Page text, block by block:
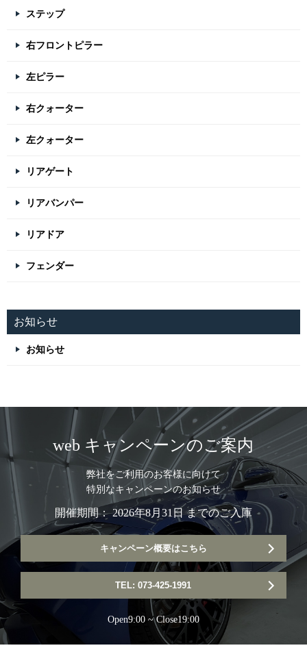
ステップ
右フロントピラー
左ピラー
右クォーター
左クォーター
リアゲート
リアバンパー
リアドア
フェンダー
お知らせ
お知らせ
web キャンペーンのご案内
弊社をご利用のお客様に向けて
特別なキャンペーンのお知らせ
開催期間： 2026年8月31日 までのご入庫
キャンペーン概要はこちら
TEL: 073-425-1991
Open9:00 ~ Close19:00